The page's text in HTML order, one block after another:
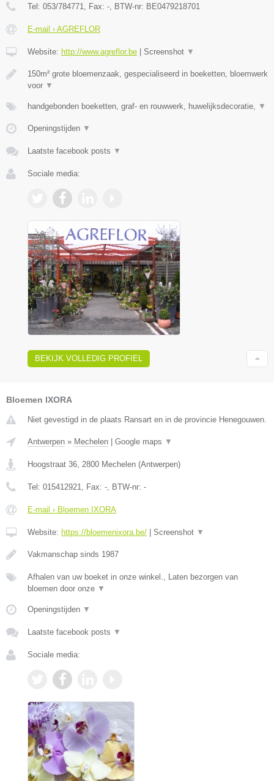
Tel: 053/784771, Fax: -, BTW-nr: BE0479218701
E-mail › AGREFLOR
Website: http://www.agreflor.be Screenshot ▼
150m² grote bloemenzaak, gespecialiseerd in boeketten, bloemwerk
voor ▼
handgebonden boeketten, graf- en rouwwerk, huwelijksdecoratie, ▼
Openingstijden ▼
Laatste facebook posts ▼
Sociale media:
BEKIJK VOLLEDIG PROFIEL
Bloemen IXORA
Niet gevestigd in de plaats Ransart en in de provincie Henegouwen.
Antwerpen » Mechelen Google maps ▼
Hoogstraat 36 2800 Mechelen (Antwerpen)
Tel: 015412921 , Fax: - , BTW-nr: -
E-mail › Bloemen IXORA
Website: https://bloemenixora.be/ Screenshot ▼
Vakmanschap sinds 1987
Afhalen van uw boeket in onze winkel., Laten bezorgen van
bloemen door onze ▼
Openingstijden ▼
Laatste facebook posts ▼
Sociale media: